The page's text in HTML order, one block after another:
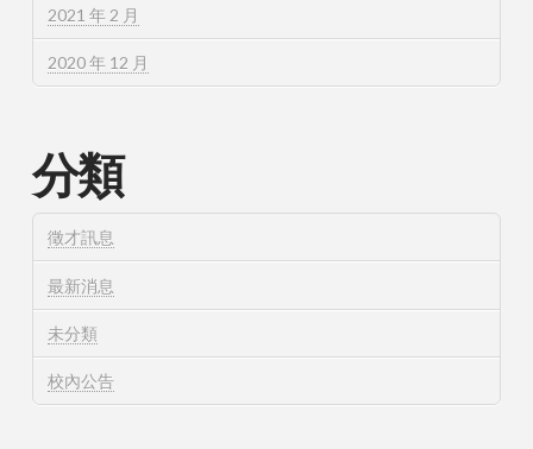
2021 年 2 月
2020 年 12 月
分類
徵才訊息
最新消息
未分類
校內公告